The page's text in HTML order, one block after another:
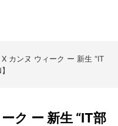
カンヌ ウィーク ー 新生 “IT
ク ー 新生 “IT部